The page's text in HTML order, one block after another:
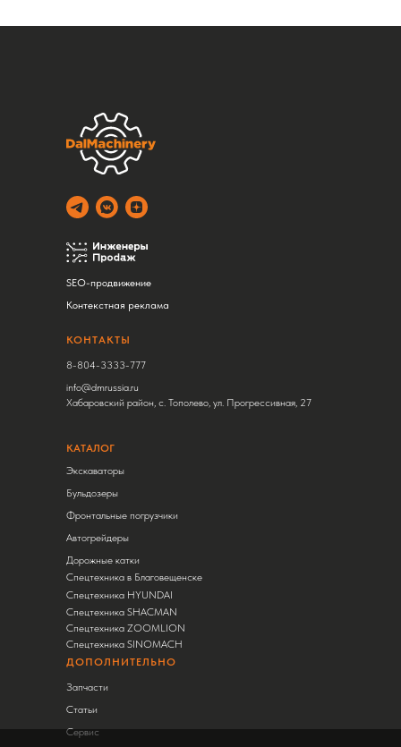
Экскаваторы
Бульдозеры
Фронтальные погрузчики
Автогрейдеры
Дорожные катки
Спецтехника в Благовещенске
Спецтехника HYUNDAI
Спецтехника SHACMAN
Спецтехника ZOOMLION
Спецтехника SINOMACH
КАТАЛОГ
SEO-продвижение
Контекстная реклама
8-804-3333-777
info@dmrussia.ru
Хабаровский район, с. Тополево, ул. Прогрессивная, 27
КОНТАКТЫ
Запчасти
Статьи
Сервис
ДОПОЛНИТЕЛЬНО